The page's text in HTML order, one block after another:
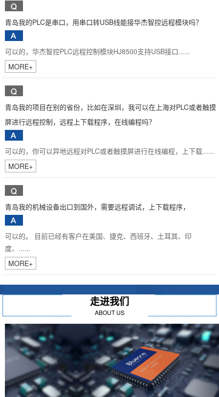
青岛我的PLC是串口，用串口转USB线能接华杰智控远程模块吗？
可以的，华杰智控PLC远程控制模块HJ8500支持USB接口......
MORE+
青岛我的项目在别的省份，比如在深圳，我可以在上海对PLC或者触摸
屏进行远程控制，远程上下载程序，在线编程吗？
可以的，你可以异地远程对PLC或者触摸屏进行在线编程，上下载......
MORE+
青岛我的机械设备出口到国外，需要远程调试，上下载程序，
可以的。 目前已经有客户在美国、捷克、西班牙、土耳其、印
度、......
MORE+
走进我们
ABOUT US